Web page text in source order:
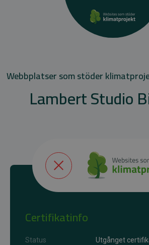
Webbplatser som stöder
Lambert Studio
Certifikatinfo
Status
Utgånget